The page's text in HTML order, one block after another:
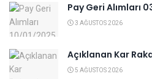
Pay Geri Alımları
3 AĞUSTOS 2026
Açıklanan Kar
5 AĞUSTOS 2026